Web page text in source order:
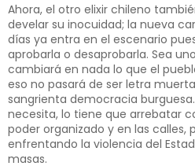
Ahora, el otro elixir chileno
develar su inocuidad; la nueva
días ya entra en el escenario
aprobarla o desaprobarla. Sea
cambiará en nada lo que el
eso no pasará de ser letra
sangrienta democracia
necesita, lo tiene que arrebatar
poder organizado y en las calles,
enfrentando la violencia del
masas.